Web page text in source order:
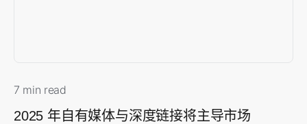
7 min read
2025 年自有媒体与深度链接将主导市场